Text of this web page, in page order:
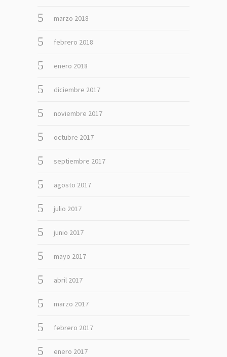
marzo 2018
febrero 2018
enero 2018
diciembre 2017
noviembre 2017
octubre 2017
septiembre 2017
agosto 2017
julio 2017
junio 2017
mayo 2017
abril 2017
marzo 2017
febrero 2017
enero 2017